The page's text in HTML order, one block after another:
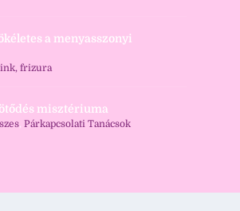
a menyasszonyi
frizura
misztériuma
, Párkapcsolati Tanácsok